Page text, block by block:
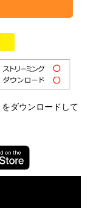
ダウンロードして